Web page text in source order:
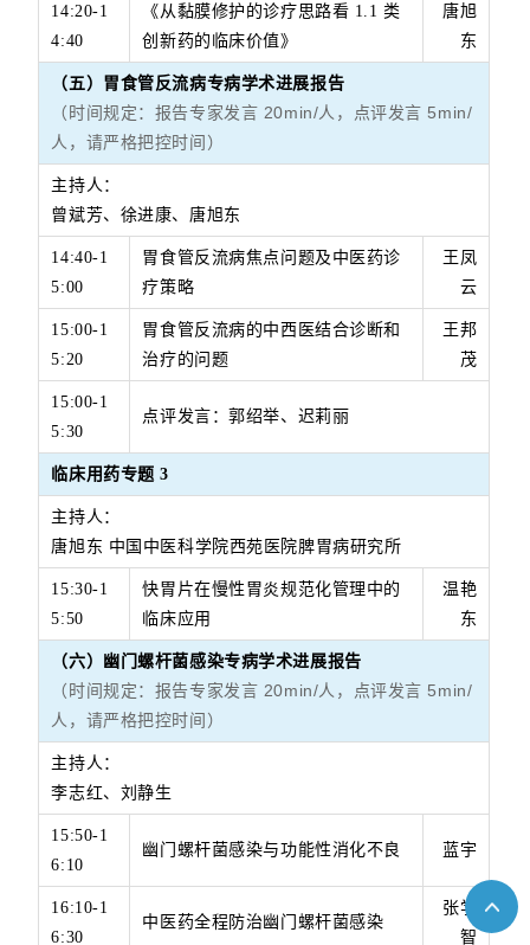
14:20-1
4:40
《从黏膜修护的诊疗思路看 1.1 类
创新药的临床价值》
唐旭
东
（五）胃食管反流病专病学术进展报告
（时间规定：报告专家发言 20min/人，点评发言 5min/
人，请严格把控时间）
主持人：
曾斌芳、徐进康、唐旭东
14:40-1
5:00
胃食管反流病焦点问题及中医药诊
疗策略
王凤
云
15:00-1
5:20
胃食管反流病的中西医结合诊断和
治疗的问题
王邦
茂
15:00-1
5:30
点评发言：郭绍举、迟莉丽
临床用药专题3
主持人：
唐旭东 中国中医科学院西苑医院脾胃病研究所
15:30-1
5:50
快胃片在慢性胃炎规范化管理中的
临床应用
温艳
东
（六）幽门螺杆菌感染专病学术进展报告
（时间规定：报告专家发言 20min/人，点评发言 5min/
人，请严格把控时间）
主持人：
李志红、刘静生
15:50-1
6:10
幽门螺杆菌感染与功能性消化不良 蓝宇
16:10-1
6:30
中医药全程防治幽门螺杆菌感染
张学
智